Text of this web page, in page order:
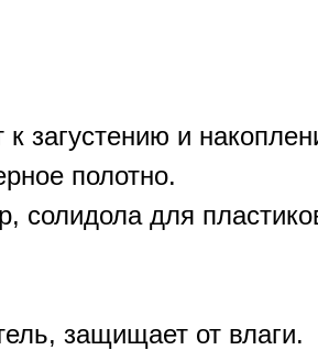
загустению и
полотно.
солидола для
защищает от влаги.